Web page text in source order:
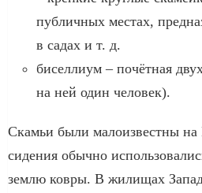
публичных местах,
в садах и т. д.
биселлиум – почётная
на ней один человек).
Скамьи были малоизвестны на
сидения обычно
землю ковры. В жилищах